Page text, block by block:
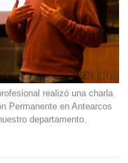
realizó una charla
Permanente en Antearcos
departamento.